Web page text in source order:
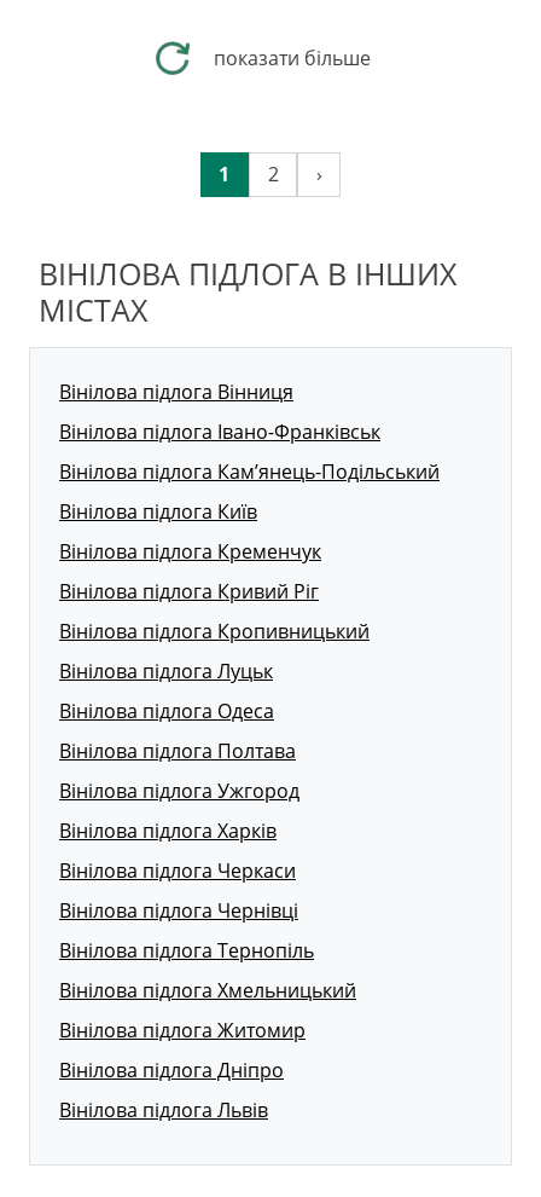
показати більше
1 2 ›
ВІНІЛОВА ПІДЛОГА В ІНШИХ
МІСТАХ
Вінілова підлога Вінниця
Вінілова підлога Івано-Франківськ
Вінілова підлога Кам’янець-Подільський
Вінілова підлога Київ
Вінілова підлога Кременчук
Вінілова підлога Кривий Ріг
Вінілова підлога Кропивницький
Вінілова підлога Луцьк
Вінілова підлога Одеса
Вінілова підлога Полтава
Вінілова підлога Ужгород
Вінілова підлога Харків
Вінілова підлога Черкаси
Вінілова підлога Чернівці
Вінілова підлога Тернопіль
Вінілова підлога Хмельницький
Вінілова підлога Житомир
Вінілова підлога Дніпро
Вінілова підлога Львів